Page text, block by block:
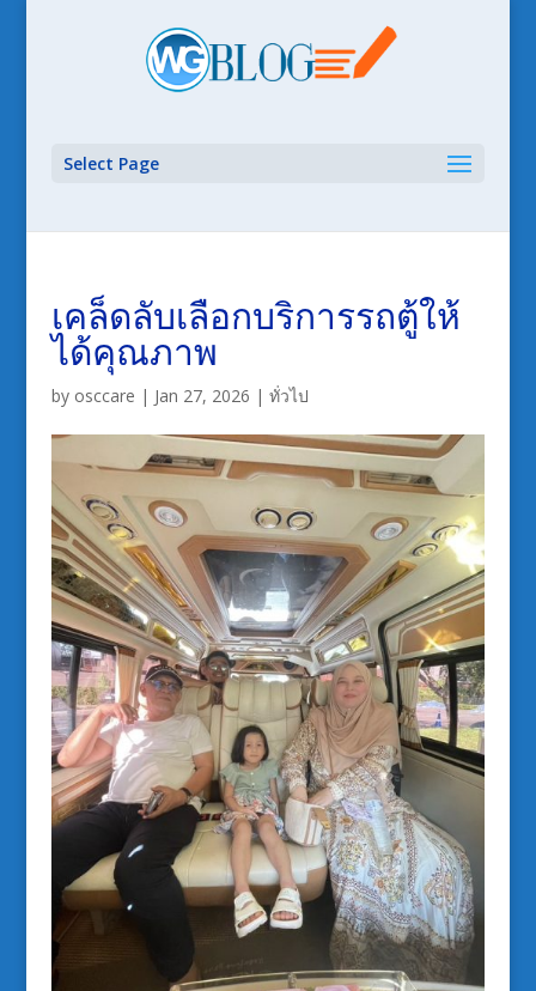
Select Page
เคล็ดลับเลือกบริการรถตู้ให้
ได้คุณภาพ
by osccare | Jan 27, 2026 | ทั่วไป